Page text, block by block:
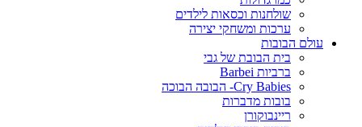
שולחנות וכסאות לילדים
ערכות ומשחקי יצירה
עולם הבובות
בית הבובת של גבי
ברביות Barbei
Cry Babies- הבובה הבוכה
בובות מדברות
ריינבוקורן